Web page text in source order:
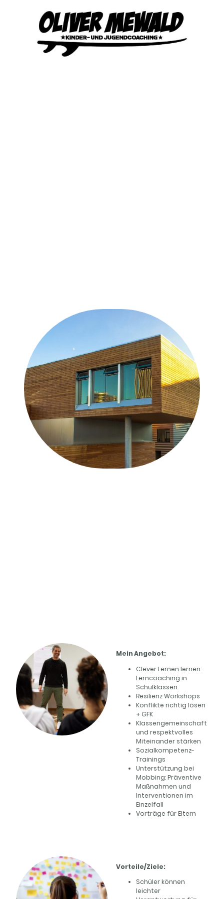
Mein Angebot:
Clever Lernen lernen:
Lerncoaching in
Schulklassen
Resilienz Workshops
Konflikte richtig lösen
+ GFK
Klassengemeinschaft
und respektvolles
Miteinander stärken
Sozialkompetenz-
Trainings
Unterstützung bei
Mobbing: Präventive
Maßnahmen und
Interventionen im
Einzelfall
Vorträge für Eltern
Vorteile/Ziele:
Schüler können
leichter